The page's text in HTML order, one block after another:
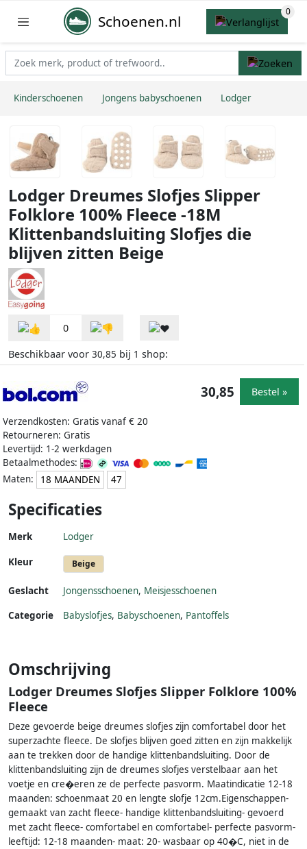
Schoenen.nl
Kinderschoenen Jongens babyschoenen Lodger
Lodger Dreumes Slofjes Slipper
Folklore 100% Fleece -18M
Klittenbandsluiting Slofjes die
blijven zitten Beige
0
Beschikbaar voor 30,85 bij 1 shop:
Verzendkosten: Gratis vanaf € 20
Retourneren: Gratis
Levertijd: 1-2 werkdagen
Betaalmethodes:
Maten:
18 MAANDEN 47
30,85 Bestel »
Specificaties
Merk Lodger
Kleur Beige
Geslacht Jongensschoenen, Meisjesschoenen
Categorie
Babyslofjes, Babyschoenen, Pantoffels
Omschrijving
Lodger Dreumes Slofjes Slipper Folklore 100%
Fleece
Deze gevoerde beige dreumes slofjes zijn comfortabel door het
superzachte fleece. De slofjes blijven goed zitten en zijn makkelijk
aan te trekken door de handige klittenbandsluiting. Door de
klittenbandsluiting zijn de dreumes slofjes verstelbaar aan het
voetje en cre�eren ze de perfecte pasvorm. Maatindicatie 12-18
maanden: schoenmaat 20 en lengte slofje 12cm.Eigenschappen-
gemaakt van zacht fleece- handige klittenbandsluiting- gevoerd
met zacht fleece- comfortabel en comfortabel- perfecte pasvorm-
leeftijd: 12-18 maanden- maat: 20- wasbaar op 40�C, niet in de